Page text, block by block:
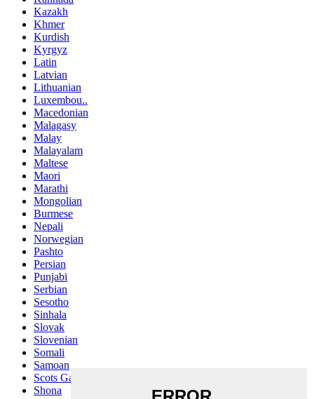
Kazakh
Khmer
Kurdish
Kyrgyz
Latin
Latvian
Lithuanian
Luxembou..
Macedonian
Malagasy
Malay
Malayalam
Maltese
Maori
Marathi
Mongolian
Burmese
Nepali
Norwegian
Pashto
Persian
Punjabi
Serbian
Sesotho
Sinhala
Slovak
Slovenian
Somali
Samoan
Scots Gaelic
Shona